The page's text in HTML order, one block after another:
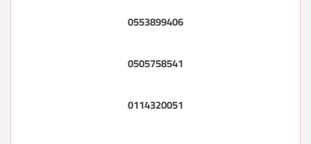
0553899406
0505758541
0114320051